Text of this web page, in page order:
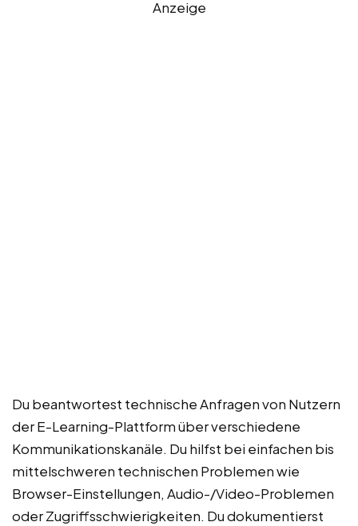
Anzeige
Du beantwortest technische Anfragen von Nutzern
der E-Learning-Plattform über verschiedene
Kommunikationskanäle. Du hilfst bei einfachen bis
mittelschweren technischen Problemen wie
Browser-Einstellungen, Audio-/Video-Problemen
oder Zugriffsschwierigkeiten. Du dokumentierst